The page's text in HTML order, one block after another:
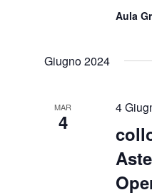
Aula
Giugno 2024
MAR
4
4